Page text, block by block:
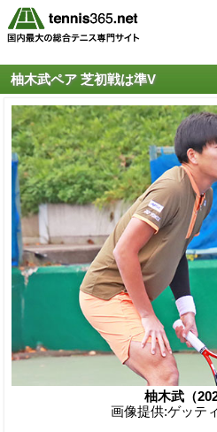
柚木武ペア 芝初戦は準V
柚木武（
画像提供:ゲッテ